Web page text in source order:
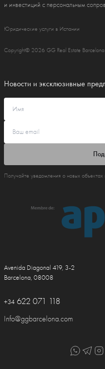
и инвестиций с персональным
Юридические услуги в Испании
Copyright© 2026 GG Real Estate Barcelona
Новости и эксклюзивные
Получайте уведомления о новых
Avenida Diagonal 419, 3-2
Barcelona, 08008
+34 622 071 118
Info@ggbarcelona.com